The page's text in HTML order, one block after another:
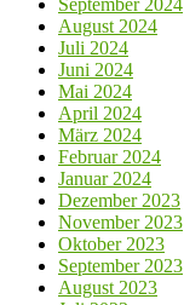
August 2024
Juli 2024
Juni 2024
Mai 2024
April 2024
März 2024
Februar 2024
Januar 2024
Dezember 2023
November 2023
Oktober 2023
September 2023
August 2023